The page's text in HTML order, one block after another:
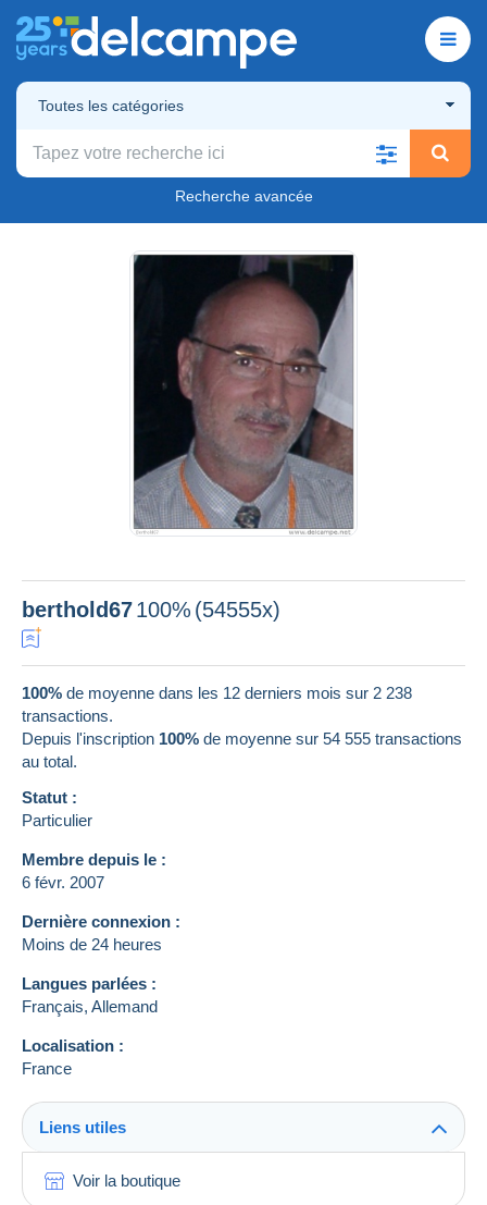
Toutes les catégories
Recherche avancée
berthold67100% (54555x)
100% de moyenne dans les 12 derniers mois sur 2 238
transactions.
Depuis l'inscription 100% de moyenne sur 54 555 transactions
au total.
Statut :
Particulier
Membre depuis le :
6 févr. 2007
Dernière connexion :
Moins de 24 heures
Langues parlées :
Français, Allemand
Localisation :
France
Liens utiles
Voir la boutique